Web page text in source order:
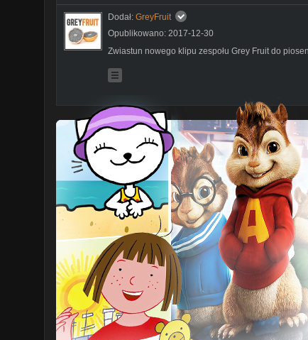
Dodał: GreyFruit
Opublikowano: 2017-12-30
Zwiastun nowego klipu zespołu Grey Fruit do